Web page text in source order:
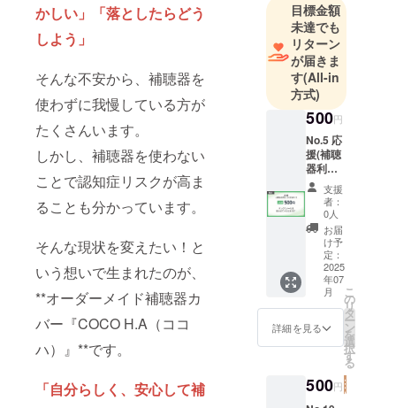
かしい」「落としたらどう
しよう」
そんな不安から、補聴器を
使わずに我慢している方が
たくさんいます。
しかし、補聴器を使わない
ことで認知症リスクが高ま
ることも分かっています。
そんな現状を変えたい！と
いう想いで生まれたのが、
**オーダーメイド補聴器カ
バー『COCO H.A（ココ
ハ）』**です。
「自分らしく、安心して補
目標金額
未達でも
リターン
が届きま
す(All-in
方式)
500円
No.5 応
援(補聴
器利用
者、そ
の家族
向け)
【リ
ターン
詳細】
・サン
クス
メール
（価格
に関わ
らず内
容は同
りま
す）
支援
者：
0人
お届
け予
定：
2025
年07
月
詳細を見る
こ
の
リ
タ
ー
ン
を
選
択
す
る
500円